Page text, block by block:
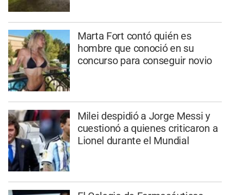
Marta Fort contó quién es
hombre que conoció en su
concurso para conseguir novio
Milei despidió a Jorge Messi y
cuestionó a quienes criticaron a
Lionel durante el Mundial